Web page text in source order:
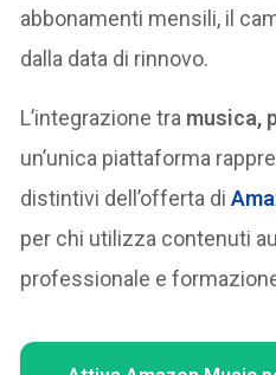
abbonamenti mensili, il
dalla data di rinnovo.
L’integrazione tra musica,
un’unica piattaforma
distintivi dell’offerta di
per chi utilizza contenuti
professionale e